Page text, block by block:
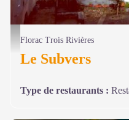
Le Subvers - Restaurant le Subvers à
Florac Trois Rivières
Le Subvers
Type de restaurants :